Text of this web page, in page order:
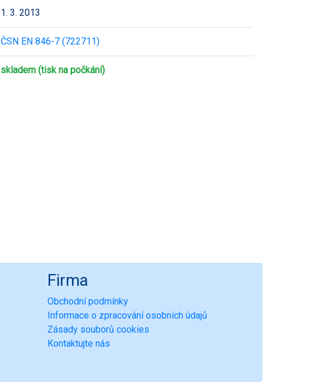
1. 3. 2013
ČSN EN 846-7 (722711)
skladem (tisk na počkání)
Firma
Obchodní podmínky
Informace o zpracování osobních údajů
Zásady souborů cookies
Kontaktujte nás